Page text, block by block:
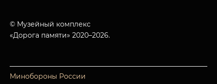
© Музейный комплекс
«Дорога памяти» 2020–2026.
Минобороны России